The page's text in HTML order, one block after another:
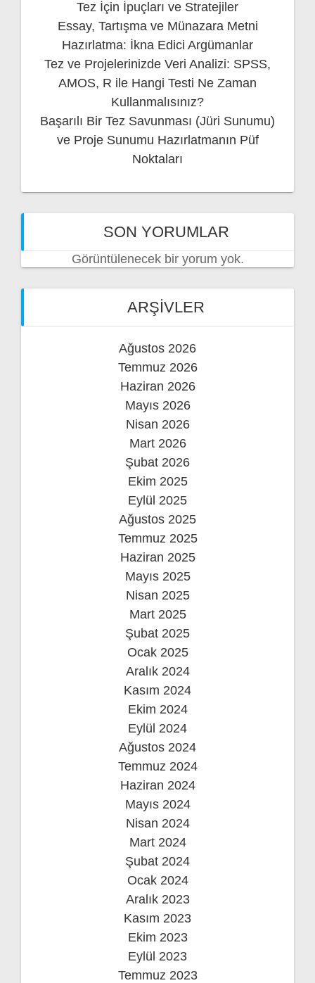
Tez İçin İpuçları ve Stratejiler
Essay, Tartışma ve Münazara Metni
Hazırlatma: İkna Edici Argümanlar
Tez ve Projelerinizde Veri Analizi: SPSS,
AMOS, R ile Hangi Testi Ne Zaman
Kullanmalısınız?
Başarılı Bir Tez Savunması (Jüri Sunumu)
ve Proje Sunumu Hazırlatmanın Püf
Noktaları
SON YORUMLAR
Görüntülenecek bir yorum yok.
ARŞIVLER
Ağustos 2026
Temmuz 2026
Haziran 2026
Mayıs 2026
Nisan 2026
Mart 2026
Şubat 2026
Ekim 2025
Eylül 2025
Ağustos 2025
Temmuz 2025
Haziran 2025
Mayıs 2025
Nisan 2025
Mart 2025
Şubat 2025
Ocak 2025
Aralık 2024
Kasım 2024
Ekim 2024
Eylül 2024
Ağustos 2024
Temmuz 2024
Haziran 2024
Mayıs 2024
Nisan 2024
Mart 2024
Şubat 2024
Ocak 2024
Aralık 2023
Kasım 2023
Ekim 2023
Eylül 2023
Temmuz 2023